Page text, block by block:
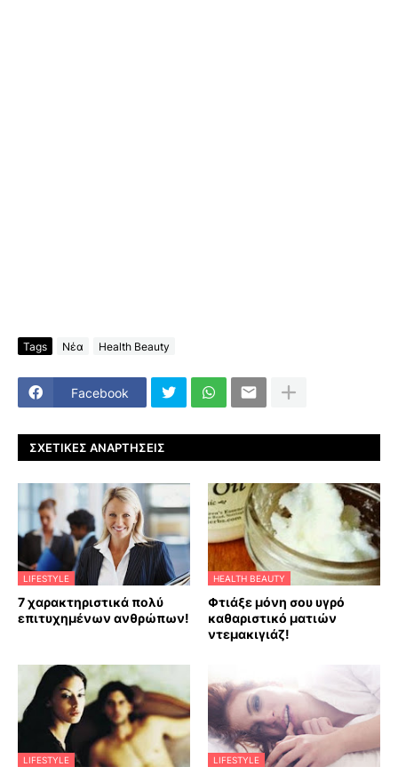
Tags Νέα Health Beauty
Facebook
ΣΧΕΤΙΚΈΣ ΑΝΑΡΤΉΣΕΙΣ
LIFESTYLE
7 χαρακτηριστικά πολύ
επιτυχημένων ανθρώπων!
HEALTH BEAUTY
Φτιάξε μόνη σου υγρό
καθαριστικό ματιών
ντεμακιγιάζ!
LIFESTYLE LIFESTYLE